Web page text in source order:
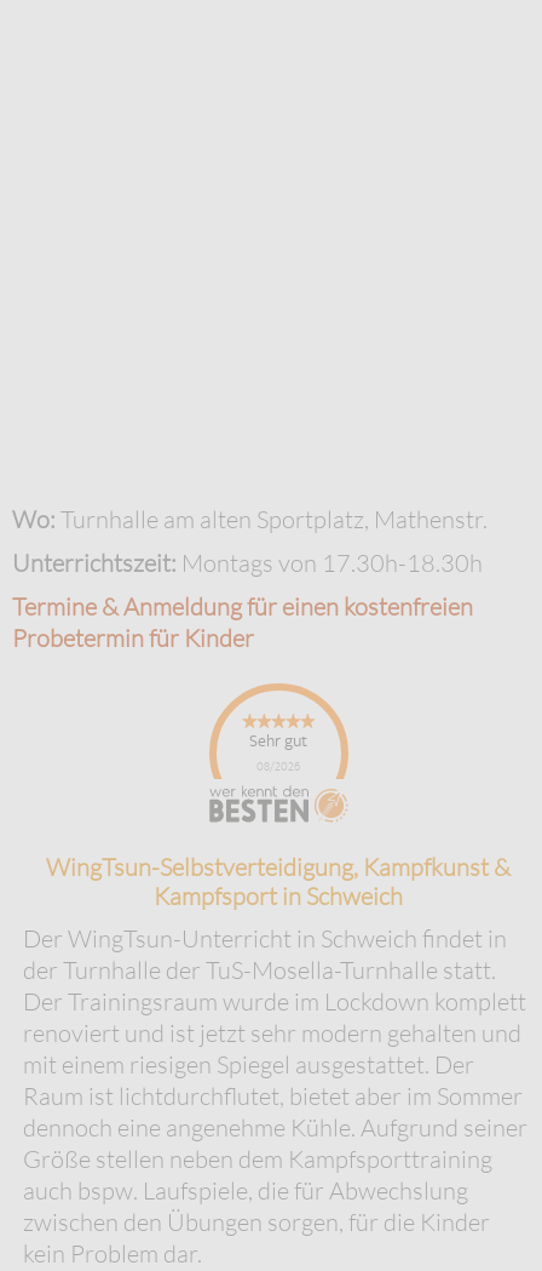
Wo: Turnhalle am alten Sportplatz, Mathenstr.
Unterrichtszeit: Montags von 17.30h-18.30h
Termine & Anmeldung für einen kostenfreien
Probetermin für Kinder
Sehr gut
08/2026
WingTsun-Selbstverteidigung, Kampfkunst &
Kampfsport in Schweich
Der WingTsun-Unterricht in Schweich findet in
der Turnhalle der TuS-Mosella-Turnhalle statt.
Der Trainingsraum wurde im Lockdown komplett
renoviert und ist jetzt sehr modern gehalten und
mit einem riesigen Spiegel ausgestattet. Der
Raum ist lichtdurchflutet, bietet aber im Sommer
dennoch eine angenehme Kühle. Aufgrund seiner
Größe stellen neben dem Kampfsporttraining
auch bspw. Laufspiele, die für Abwechslung
zwischen den Übungen sorgen, für die Kinder
kein Problem dar.